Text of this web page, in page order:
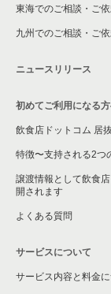
東海でのご相談・ご
九州でのご相談・ご
ニュースリリース
初めてご利用になる
飲食店ドットコム 居
特徴〜支持される2つ
譲渡情報として飲食
開されます
よくある質問
サービスについて
サービス内容と料金